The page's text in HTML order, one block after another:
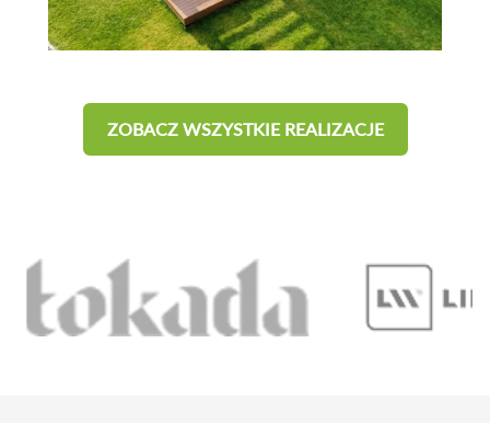
ZOBACZ WSZYSTKIE REALIZACJE